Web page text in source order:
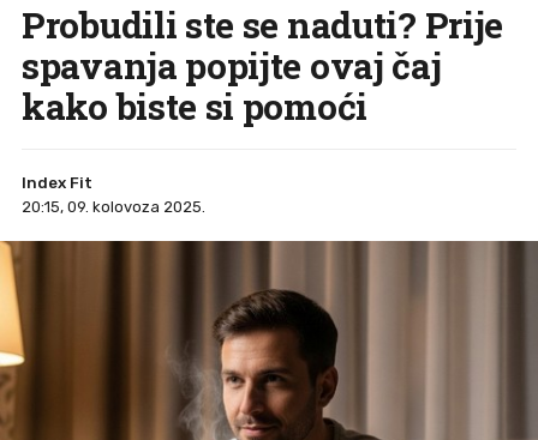
Probudili ste se naduti? Prije
spavanja popijte ovaj čaj
kako biste si pomoći
Index Fit
20:15, 09. kolovoza 2025.